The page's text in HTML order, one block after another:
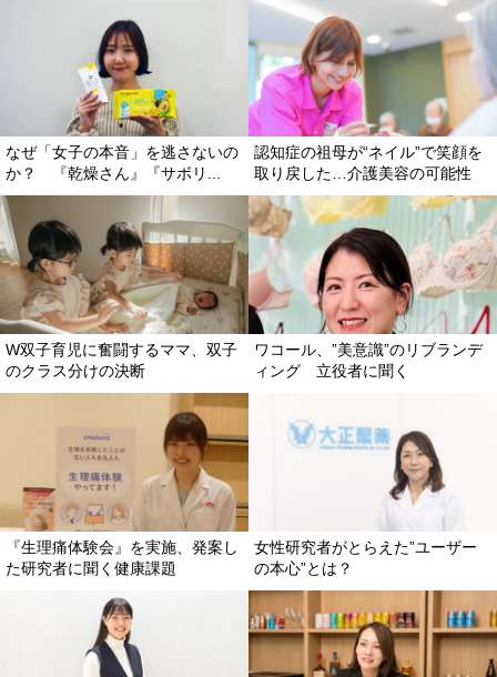
なぜ「女子の本音」を逃さないの
か？ 『乾燥さん』『サボリ...
認知症の祖母が“ネイル”で笑顔を
取り戻した…介護美容の可能性
W双子育児に奮闘するママ、双子
のクラス分けの決断
ワコール、”美意識”のリブランデ
ィング 立役者に聞く
『生理痛体験会』を実施、発案し
た研究者に聞く健康課題
女性研究者がとらえた”ユーザー
の本心”とは？